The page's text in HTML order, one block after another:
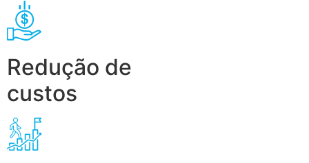
Redução de
custos